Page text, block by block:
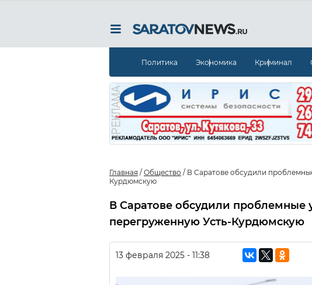
Политика Экономика Криминал
Главная / Общество / В Саратове обсудили
Курдюмскую
В Саратове обсудили проблемные
перегруженную Усть-Курдюмскую
13 февраля 2025 - 11:38